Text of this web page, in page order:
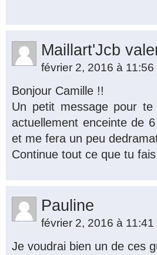
Maillart'Jcb
février 2, 2016 à 11:56
Bonjour Camille !!
Un petit message pour
actuellement enceinte de
et me fera un peu
Continue tout ce que tu
Pauline
février 2, 2016 à 11:41
Je voudrai bien un de ces